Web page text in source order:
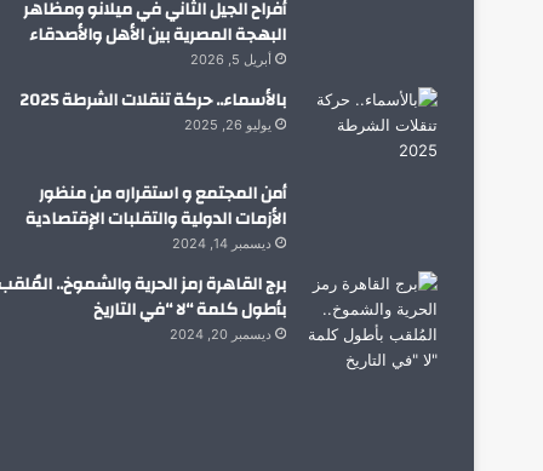
أفراح الجيل الثاني في ميلانو ومظاهر
البهجة المصرية بين الأهل والأصدقاء
أبريل 5, 2026
بالأسماء.. حركة تنقلات الشرطة 2025
يوليو 26, 2025
أمن المجتمع و استقراره من منظور
الأزمات الدولية والتقلبات الإقتصادية
ديسمبر 14, 2024
برج القاهرة رمز الحرية والشموخ..
بأطول كلمة “لا “في التاريخ
ديسمبر 20, 2024